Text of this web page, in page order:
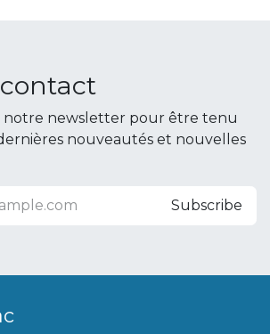
notre newsletter pour être tenu
nouveautés et nouvelles
Subscribe